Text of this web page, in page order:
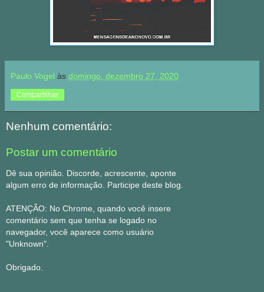
Paulo Vogel às domingo, dezembro 27, 2020
Compartilhar
Nenhum comentário:
Postar um comentário
Dê sua opinião. Discorde, acrescente, aponte
algum erro de informação. Participe deste blog.
ATENÇÃO: No Chrome, quando você insere
comentário sem que tenha se logado no
navegador, você aparece como usuário
"Unknown".
Obrigado.